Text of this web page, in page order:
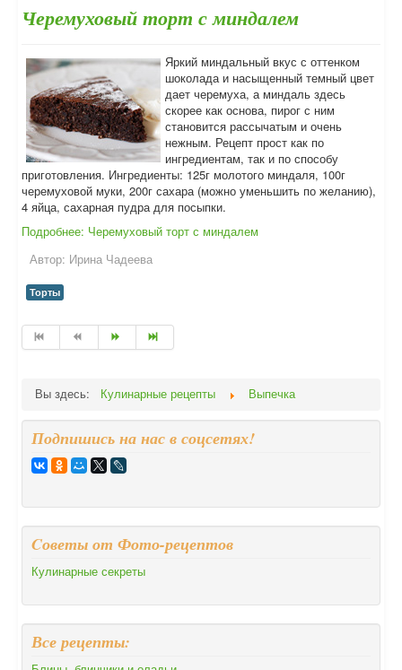
Черемуховый торт с миндалем
Яркий миндальный вкус с оттенком
шоколада и насыщенный темный цвет
дает черемуха, а миндаль здесь
скорее как основа, пирог с ним
становится рассычатым и очень
нежным. Рецепт прост как по
ингредиентам, так и по способу
приготовления. Ингредиенты: 125г молотого миндаля, 100г
черемуховой муки, 200г сахара (можно уменьшить по желанию),
4 яйца, сахарная пудра для посыпки.
Подробнее: Черемуховый торт с миндалем
Автор: Ирина Чадеева
Торты
Вы здесь: Кулинарные рецепты Выпечка
Подпишись на нас в соцсетях!
Cоветы от Фото-рецептов
Кулинарные секреты
Все рецепты: